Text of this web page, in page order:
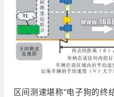
区间测速堪称“电子狗的终